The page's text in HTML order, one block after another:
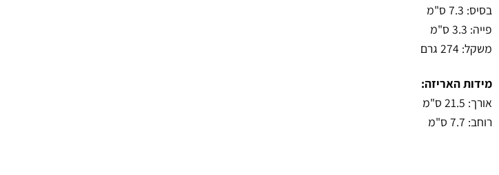
בסיס: 7.3 ס"מ
פייה: 3.3 ס"מ
משקל: 274 גרם
מידות האריזה:
אורך: 21.5 ס"מ
רוחב: 7.7 ס"מ